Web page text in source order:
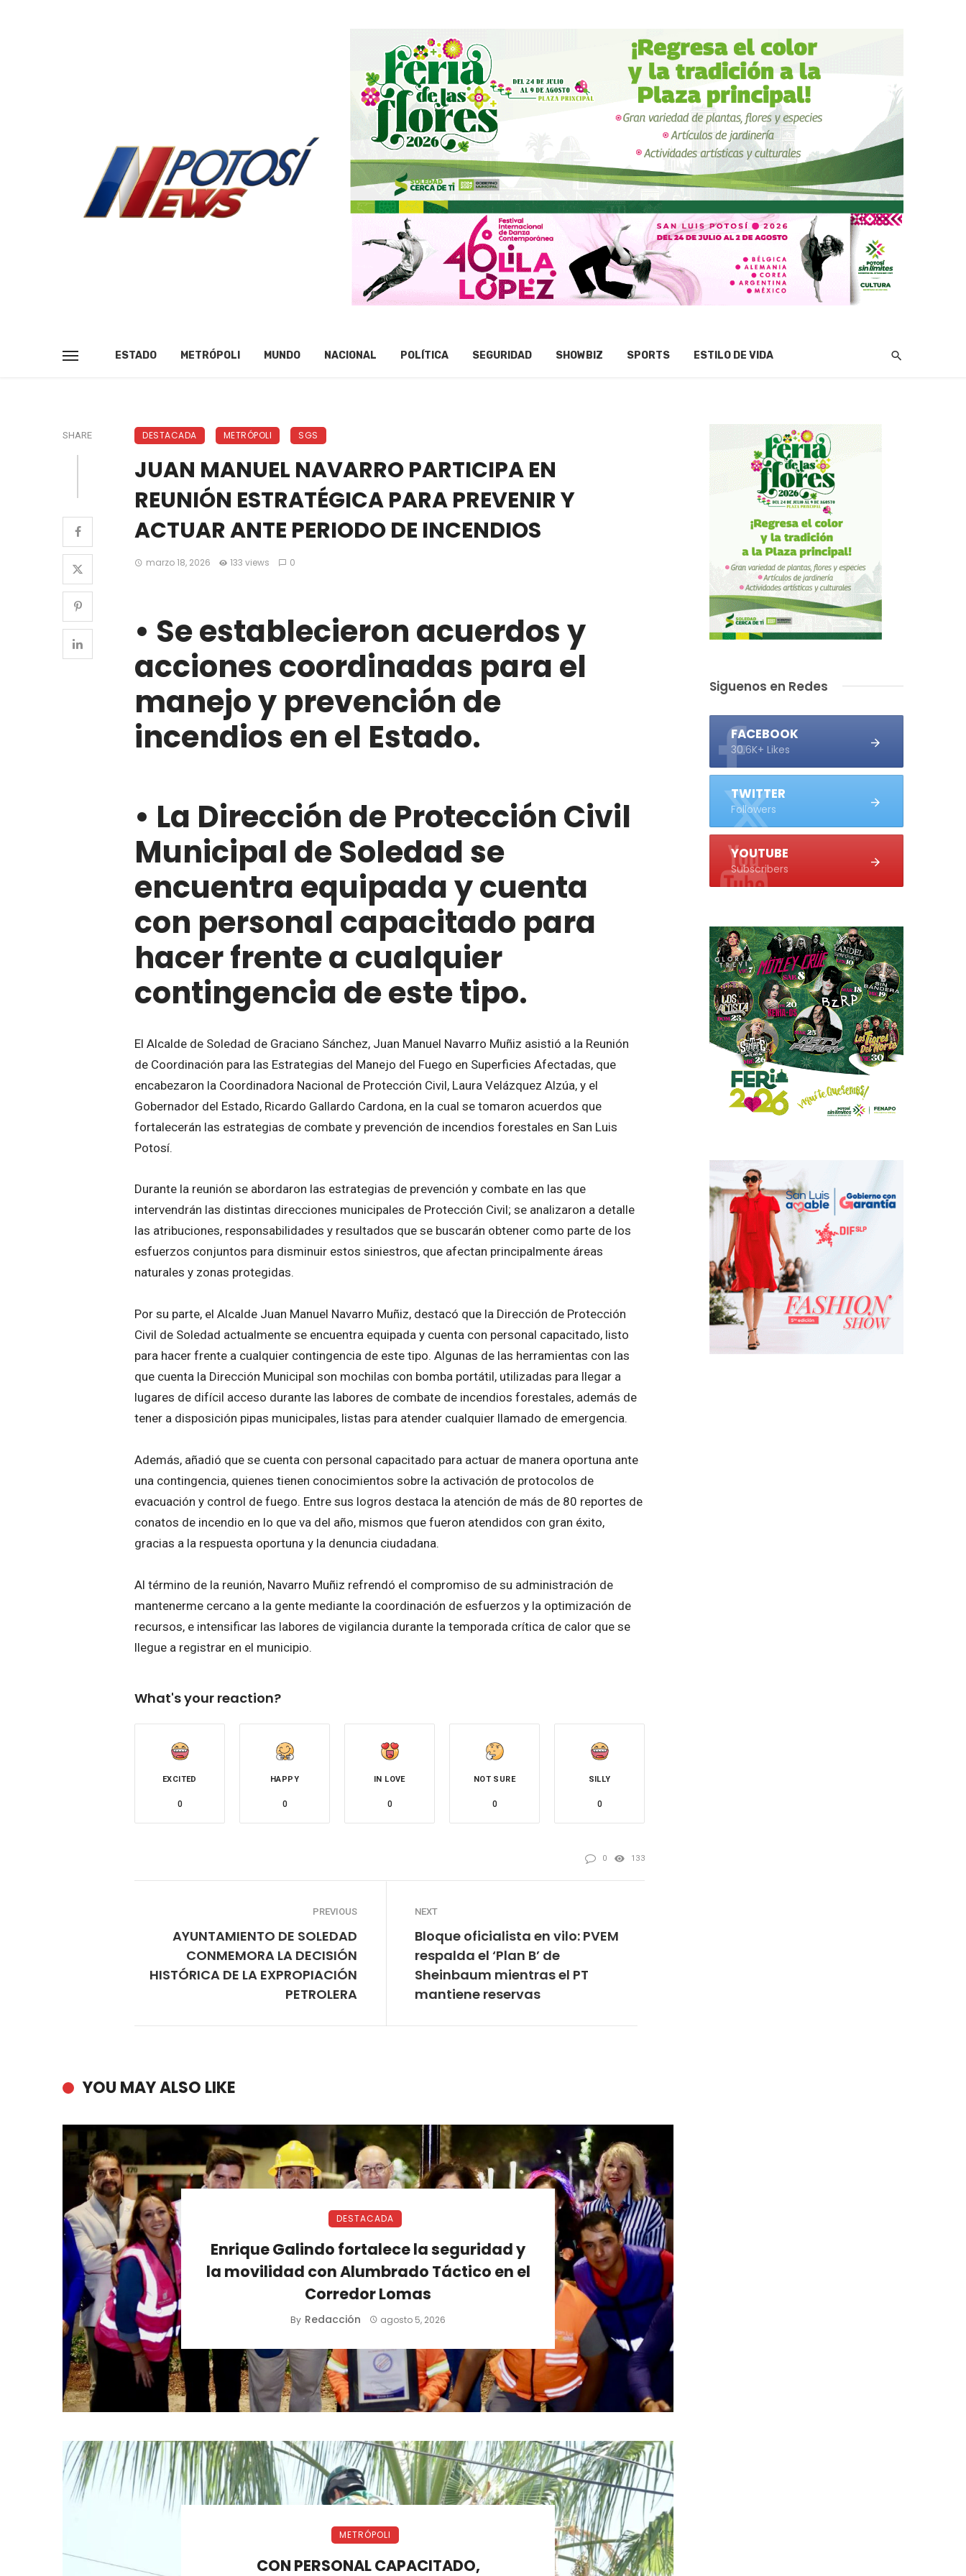
ESTADO METRÓPOLI MUNDO NACIONAL POLÍTICA SEGURIDAD SHOWBIZ SPORTS ESTILO DE VIDA
SHARE DESTACADA METRÓPOLI SGS
JUAN MANUEL NAVARRO PARTICIPA EN
REUNIÓN ESTRATÉGICA PARA PREVENIR Y
ACTUAR ANTE PERIODO DE INCENDIOS
marzo 18, 2026 133 views 0
•⁠ ⁠Se establecieron acuerdos y
acciones coordinadas para el
manejo y prevención de
incendios en el Estado.
•⁠ ⁠La Dirección de Protección Civil
Municipal de Soledad se
encuentra equipada y cuenta
con personal capacitado para
hacer frente a cualquier
contingencia de este tipo.
El Alcalde de Soledad de Graciano Sánchez, Juan Manuel Navarro Muñiz asistió a la Reunión
de Coordinación para las Estrategias del Manejo del Fuego en Superficies Afectadas, que
encabezaron la Coordinadora Nacional de Protección Civil, Laura Velázquez Alzúa, y el
Gobernador del Estado, Ricardo Gallardo Cardona, en la cual se tomaron acuerdos que
fortalecerán las estrategias de combate y prevención de incendios forestales en San Luis
Potosí.
Durante la reunión se abordaron las estrategias de prevención y combate en las que
intervendrán las distintas direcciones municipales de Protección Civil; se analizaron a detalle
las atribuciones, responsabilidades y resultados que se buscarán obtener como parte de los
esfuerzos conjuntos para disminuir estos siniestros, que afectan principalmente áreas
naturales y zonas protegidas.
Por su parte, el Alcalde Juan Manuel Navarro Muñiz, destacó que la Dirección de Protección
Civil de Soledad actualmente se encuentra equipada y cuenta con personal capacitado, listo
para hacer frente a cualquier contingencia de este tipo. Algunas de las herramientas con las
que cuenta la Dirección Municipal son mochilas con bomba portátil, utilizadas para llegar a
lugares de difícil acceso durante las labores de combate de incendios forestales, además de
tener a disposición pipas municipales, listas para atender cualquier llamado de emergencia.
Además, añadió que se cuenta con personal capacitado para actuar de manera oportuna ante
una contingencia, quienes tienen conocimientos sobre la activación de protocolos de
evacuación y control de fuego. Entre sus logros destaca la atención de más de 80 reportes de
conatos de incendio en lo que va del año, mismos que fueron atendidos con gran éxito,
gracias a la respuesta oportuna y la denuncia ciudadana.
Al término de la reunión, Navarro Muñiz refrendó el compromiso de su administración de
mantenerme cercano a la gente mediante la coordinación de esfuerzos y la optimización de
recursos, e intensificar las labores de vigilancia durante la temporada crítica de calor que se
llegue a registrar en el municipio.
What's your reaction?
EXCITED
0
HAPPY
0
IN LOVE
0
NOT SURE
0
SILLY
0
0 133
PREVIOUS
AYUNTAMIENTO DE SOLEDAD
CONMEMORA LA DECISIÓN
HISTÓRICA DE LA EXPROPIACIÓN
PETROLERA
NEXT
Bloque oficialista en vilo: PVEM
respalda el ‘Plan B’ de
Sheinbaum mientras el PT
mantiene reservas
YOU MAY ALSO LIKE
DESTACADA
Enrique Galindo fortalece la seguridad y
la movilidad con Alumbrado Táctico en el
Corredor Lomas
By Redacción agosto 5, 2026
METRÓPOLI
CON PERSONAL CAPACITADO,
Siguenos en Redes
FACEBOOK
30.6K+ Likes
TWITTER
Followers
YOUTUBE
Subscribers